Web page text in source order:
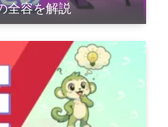
全容を解説